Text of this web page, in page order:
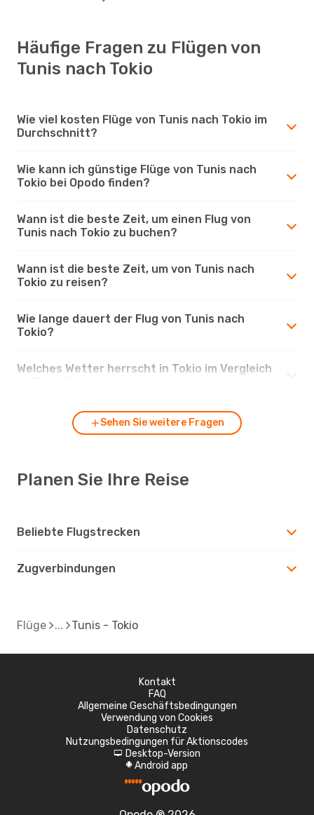
Häufige Fragen zu Flügen von
Tunis nach Tokio
Wie viel kosten Flüge von Tunis nach Tokio im
Durchschnitt?
Wie kann ich günstige Flüge von Tunis nach
Tokio bei Opodo finden?
Wann ist die beste Zeit, um einen Flug von
Tunis nach Tokio zu buchen?
Wann ist die beste Zeit, um von Tunis nach
Tokio zu reisen?
Wie lange dauert der Flug von Tunis nach
Tokio?
Welches Wetter herrscht in Tokio im Vergleich
Sehen Sie weitere Fragen
Planen Sie Ihre Reise
Beliebte Flugstrecken
Zugverbindungen
Flüge Tunis - Tokio
Kontakt
FAQ
Allgemeine Geschäftsbedingungen
Verwendung von Cookies
Datenschutz
Nutzungsbedingungen für Aktionscodes
d Desktop-Version
A Android app